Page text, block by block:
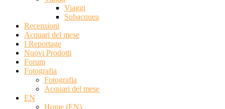
Viaggi
Subacquea
Recensioni
Acquari del mese
I Reportage
Nuovi Prodotti
Forum
Fotografia
Fotografia
Acquari del mese
EN
Home (EN)